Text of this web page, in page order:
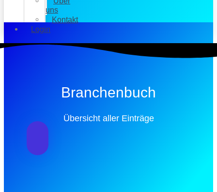
uns
Kontakt
Login
Branchenbuch
Übersicht aller Einträge